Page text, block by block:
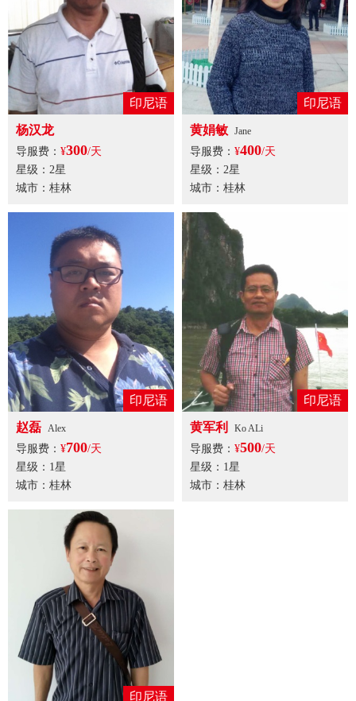
印尼语
杨汉龙
导服费： ¥300/天
星级：2星
城市：桂林
印尼语
黄娟敏 Jane
导服费： ¥400/天
星级：2星
城市：桂林
印尼语
赵磊
Alex
导服费： ¥700/天
星级：1星
城市：桂林
印尼语
黄军利
Ko ALi
导服费： ¥500/天
星级：1星
城市：桂林
印尼语